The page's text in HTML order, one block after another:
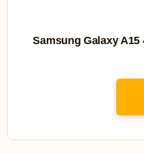
Samsung Galaxy